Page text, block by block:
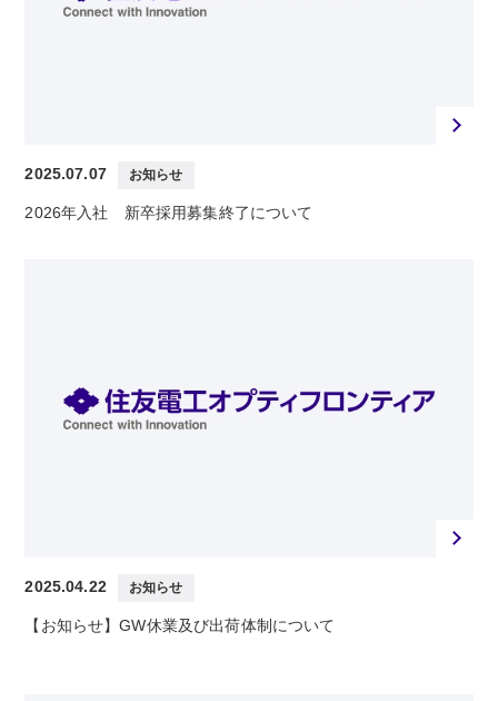
2025.07.07 お知らせ
2026年入社 新卒採用募集終了について
2025.04.22 お知らせ
【お知らせ】GW休業及び出荷体制について